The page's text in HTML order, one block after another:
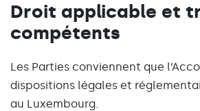
Droit applicable et
compétents
Les Parties conviennent que
dispositions légales et
au Luxembourg.